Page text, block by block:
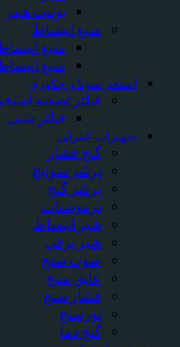
یونیت هیتر
منبع انبساط
منبع انبساط
منبع انبساط باز
سونا و جکوزی
فیلتر تصفیه استخر
فیلتر شنی
کنترلی
گیج فشار
پرشر سوئیچ
پرشر گیج
ترموستات
شیر انبساط
شیر برقی
صوت سنج
عایق سنج
فشار سنج
نورسنج
گیج دما